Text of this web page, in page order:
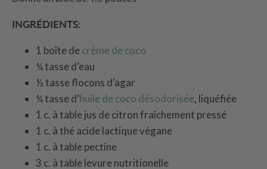
INGRÉDIENTS:
1 boîte decrème de coco
¼ tasse d’eau
½ tasse flocons d'agar
¼ tasse d’huile de coco désodorisée, liquéfiée
1 c. à table jus de citron fraîchement pressé
1 c. à thé acide lactique végane
1 c. à table pectine
3 c. à table levure nutritionelle